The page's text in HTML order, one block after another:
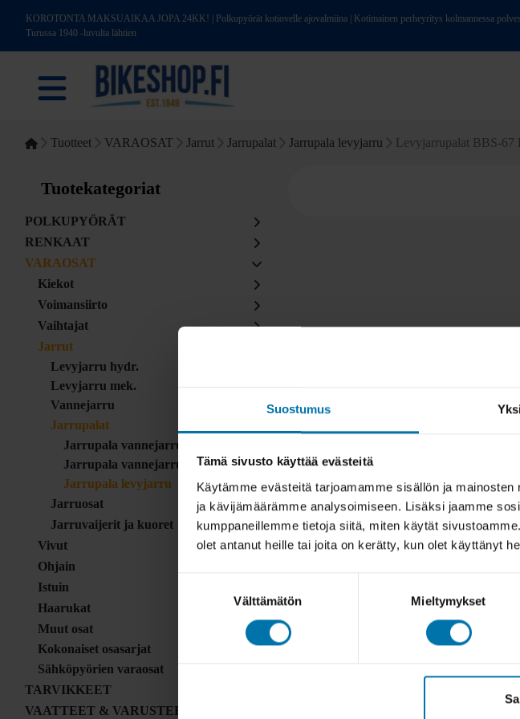
Suostumus
Tämä sivusto käyttää evästeitä
Käytämme evästeitä tarjoamamme sisällön ja
ja kävijämäärämme analysoimiseen. Lisäksi jaamme
kumppaneillemme tietoja siitä, miten käytät
olet antanut heille tai joita on kerätty, kun olet käyttänyt
Välttämätön Mieltymykset
KOROTONTA MAKSUAIKAA JOPA 24KK! | Polkupyörät kotiovelle ajovalmiina | Kotimainen perheyritys kolmannessa
Turussa 1940 -luvulta lähtien
Tuotteet VARAOSAT Jarrut Jarrupalat Jarrupala levyjarru Levyjarrupalat BBS-67
Tuotekategoriat
POLKUPYÖRÄT
RENKAAT
VARAOSAT
Kiekot
Voimansiirto
Vaihtajat
Jarrut
Levyjarru hydr.
Levyjarru mek.
Vannejarru
Jarrupalat
Jarrupala vannejarru kierre
Jarrupala vannejarru tappi
Jarrupala levyjarru
Jarruosat
Jarruvaijerit ja kuoret
Vivut
Ohjain
Istuin
Haarukat
Muut osat
Kokonaiset osasarjat
Sähköpyörien varaosat
TARVIKKEET
VAATTEET & VARUSTEET